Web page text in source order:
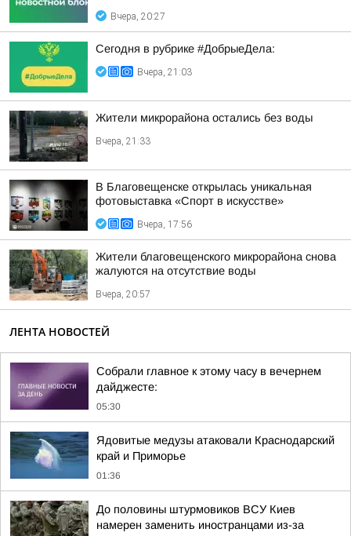
Вчера, 20:27
Сегодня в рубрике #ДобрыеДела:
Вчера, 21:03
Жители микрорайона остались без воды
Вчера, 21:33
В Благовещенске открылась уникальная
фотовыставка «Спорт в искусстве»
Вчера, 17:56
Жители благовещенского микрорайона снова
жалуются на отсутствие воды
Вчера, 20:57
ЛЕНТА НОВОСТЕЙ
Собрали главное к этому часу в вечернем
дайджесте:
05:30
Ядовитые медузы атаковали Краснодарский
край и Приморье
01:36
До половины штурмовиков ВСУ Киев
намерен заменить иностранцами из-за